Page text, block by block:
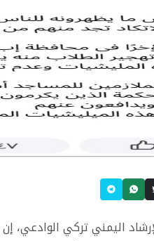
اليمني تركي الوادعي،